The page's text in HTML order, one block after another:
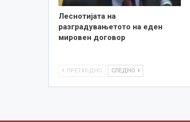
Леснотијата на
разградувањетото на еден
мировен договор
ПРЕТХОДНО СЛЕДНО